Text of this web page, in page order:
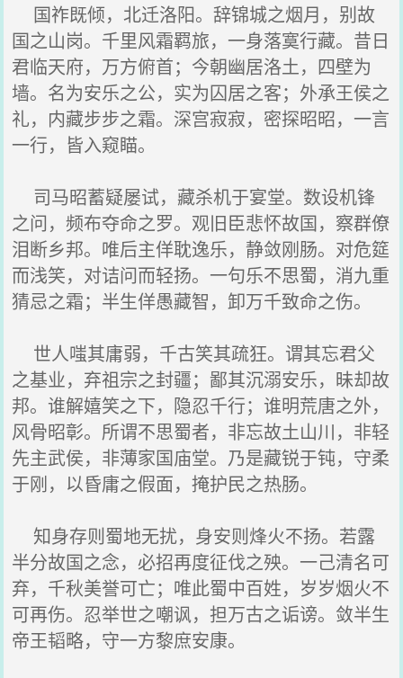
国祚既倾，北迁洛阳。辞锦城之烟月，别故
国之山岗。千里风霜羁旅，一身落寞行藏。昔日
君临天府，万方俯首；今朝幽居洛土，四壁为
墙。名为安乐之公，实为囚居之客；外承王侯之
礼，内藏步步之霜。深宫寂寂，密探昭昭，一言
一行，皆入窥瞄。
司马昭蓄疑屡试，藏杀机于宴堂。数设机锋
之问，频布夺命之罗。观旧臣悲怀故国，察群僚
泪断乡邦。唯后主佯耽逸乐，静敛刚肠。对危筵
而浅笑，对诘问而轻扬。一句乐不思蜀，消九重
猜忌之霜；半生佯愚藏智，卸万千致命之伤。
世人嗤其庸弱，千古笑其疏狂。谓其忘君父
之基业，弃祖宗之封疆；鄙其沉溺安乐，昧却故
邦。谁解嬉笑之下，隐忍千行；谁明荒唐之外，
风骨昭彰。所谓不思蜀者，非忘故土山川，非轻
先主武侯，非薄家国庙堂。乃是藏锐于钝，守柔
于刚，以昏庸之假面，掩护民之热肠。
知身存则蜀地无扰，身安则烽火不扬。若露
半分故国之念，必招再度征伐之殃。一己清名可
弃，千秋美誉可亡；唯此蜀中百姓，岁岁烟火不
可再伤。忍举世之嘲讽，担万古之诟谤。敛半生
帝王韬略，守一方黎庶安康。